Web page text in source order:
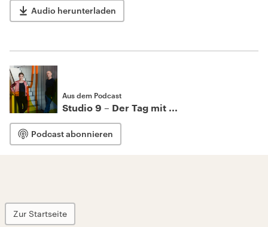
Audio herunterladen
Aus dem Podcast
Studio 9 – Der Tag mit ...
Podcast abonnieren
Zur Startseite